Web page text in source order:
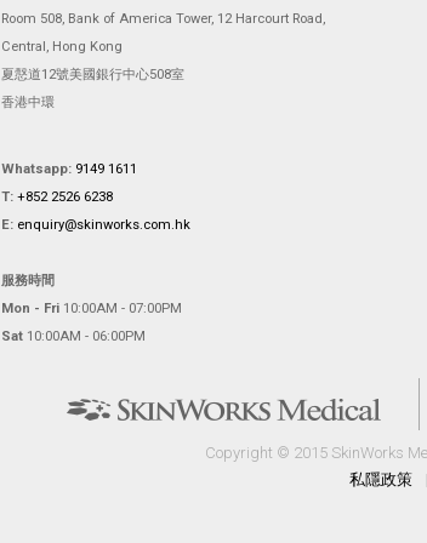
Room 508, Bank of America Tower, 12 Harcourt Road,
Central, Hong Kong
夏慤道12號美國銀行中心508室
香港中環
Whatsapp: 9149 1611
T: +852 2526 6238
E: enquiry@skinworks.com.hk
服務時間
Mon - Fri 10:00AM - 07:00PM
Sat 10:00AM - 06:00PM
Copyright © 2015 SkinWorks
私隱政策